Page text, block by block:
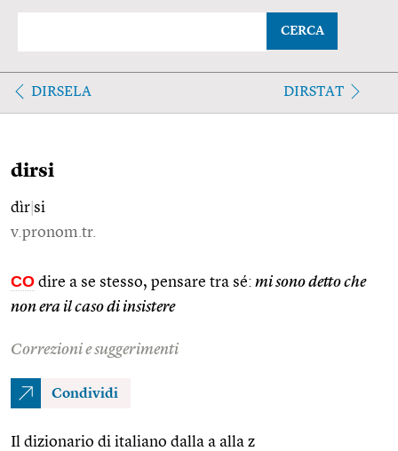
CERCA
DIRSELA DIRSTAT
dirsi
dìr si
v.pronom.tr.
CO dire a se stesso, pensare tra sé: mi sono detto che
non era il caso di insistere
Correzioni e suggerimenti
Condividi
Il dizionario di italiano dalla a alla z